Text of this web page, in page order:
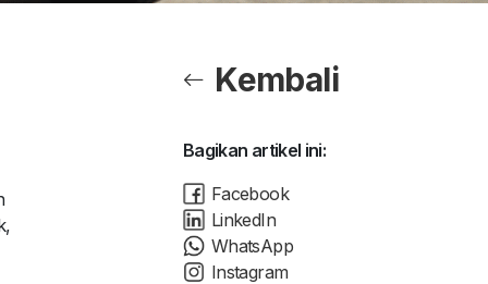
Kembali
Bagikan artikel ini:
Facebook
LinkedIn
WhatsApp
Instagram